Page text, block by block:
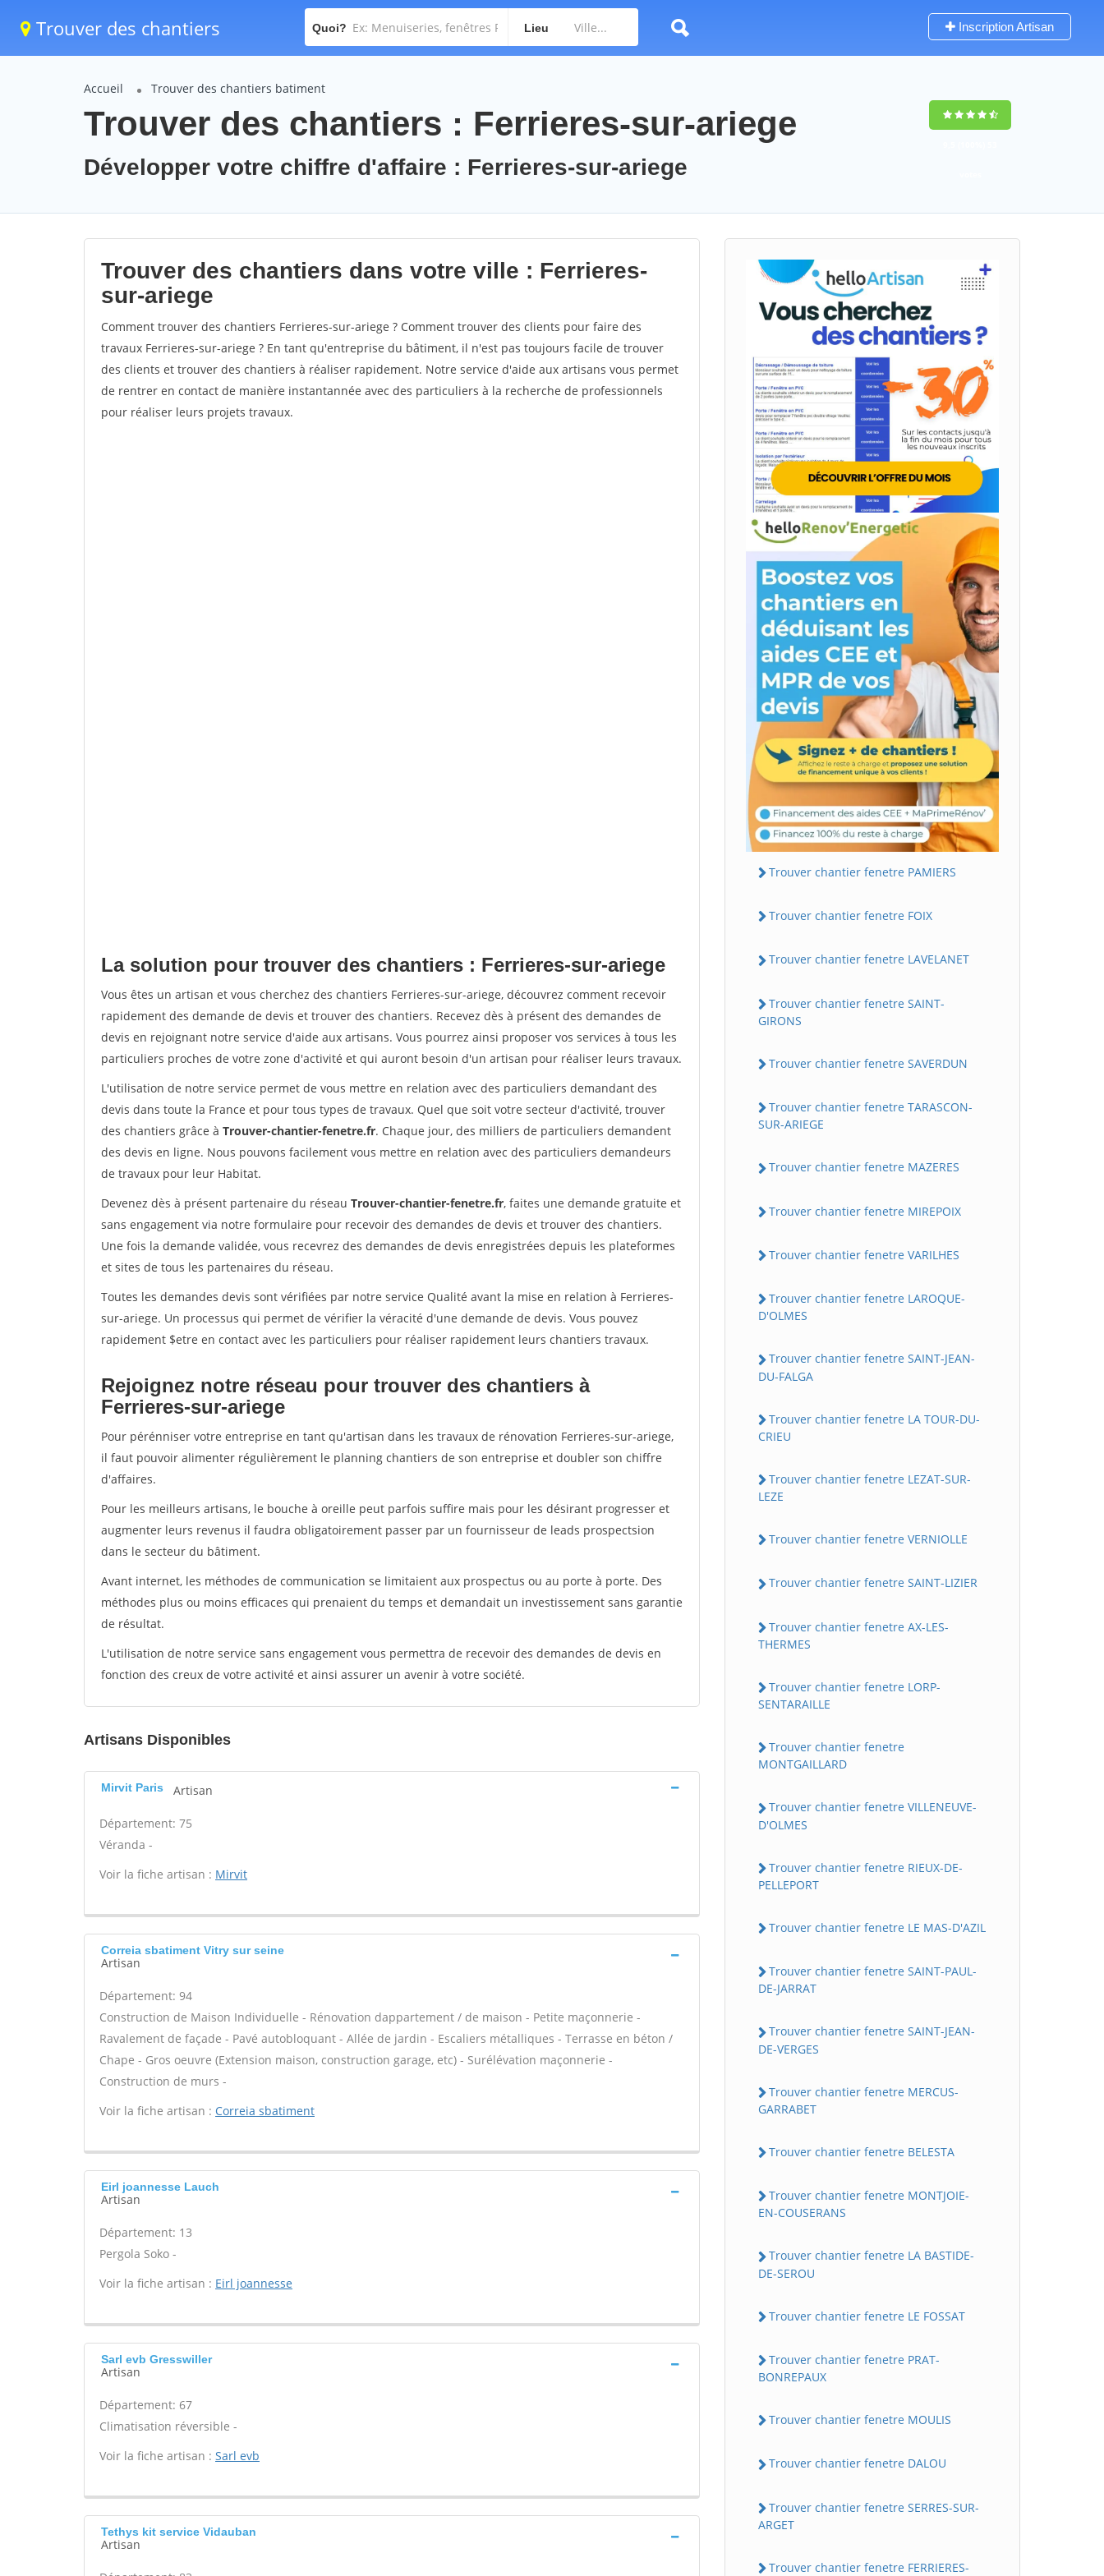
Trouver des chantiers Quoi? Lieu Inscription Artisan
Accueil Trouver des chantiers batiment
Trouver des chantiers : Ferrieres-sur-ariege
Développer votre chiffre d'affaire : Ferrieres-sur-ariege
Trouver des chantiers dans votre ville : Ferrieres-
sur-ariege
Comment trouver des chantiers Ferrieres-sur-ariege ? Comment trouver des clients pour faire des
travaux Ferrieres-sur-ariege ? En tant qu'entreprise du bâtiment, il n'est pas toujours facile de trouver
des clients et trouver des chantiers à réaliser rapidement. Notre service d'aide aux artisans vous permet
de rentrer en contact de manière instantannée avec des particuliers à la recherche de professionnels
pour réaliser leurs projets travaux.
La solution pour trouver des chantiers : Ferrieres-sur-ariege
Vous êtes un artisan et vous cherchez des chantiers Ferrieres-sur-ariege, découvrez comment recevoir
rapidement des demande de devis et trouver des chantiers. Recevez dès à présent des demandes de
devis en rejoignant notre service d'aide aux artisans. Vous pourrez ainsi proposer vos services à tous les
particuliers proches de votre zone d'activité et qui auront besoin d'un artisan pour réaliser leurs travaux.
L'utilisation de notre service permet de vous mettre en relation avec des particuliers demandant des
devis dans toute la France et pour tous types de travaux. Quel que soit votre secteur d'activité, trouver
des chantiers grâce à Trouver-chantier-fenetre.fr. Chaque jour, des milliers de particuliers demandent
des devis en ligne. Nous pouvons facilement vous mettre en relation avec des particuliers demandeurs
de travaux pour leur Habitat.
Devenez dès à présent partenaire du réseau Trouver-chantier-fenetre.fr, faites une demande gratuite et
sans engagement via notre formulaire pour recevoir des demandes de devis et trouver des chantiers.
Une fois la demande validée, vous recevrez des demandes de devis enregistrées depuis les plateformes
et sites de tous les partenaires du réseau.
Toutes les demandes devis sont vérifiées par notre service Qualité avant la mise en relation à Ferrieres-
sur-ariege. Un processus qui permet de vérifier la véracité d'une demande de devis. Vous pouvez
rapidement $etre en contact avec les particuliers pour réaliser rapidement leurs chantiers travaux.
Rejoignez notre réseau pour trouver des chantiers à
Ferrieres-sur-ariege
Pour pérénniser votre entreprise en tant qu'artisan dans les travaux de rénovation Ferrieres-sur-ariege,
il faut pouvoir alimenter régulièrement le planning chantiers de son entreprise et doubler son chiffre
d'affaires.
Pour les meilleurs artisans, le bouche à oreille peut parfois suffire mais pour les désirant progresser et
augmenter leurs revenus il faudra obligatoirement passer par un fournisseur de leads prospectsion
dans le secteur du bâtiment.
Avant internet, les méthodes de communication se limitaient aux prospectus ou au porte à porte. Des
méthodes plus ou moins efficaces qui prenaient du temps et demandait un investissement sans garantie
de résultat.
L'utilisation de notre service sans engagement vous permettra de recevoir des demandes de devis en
fonction des creux de votre activité et ainsi assurer un avenir à votre société.
Artisans Disponibles
Mirvit Paris Artisan
Département: 75
Véranda -
Voir la fiche artisan : Mirvit
Correia sbatiment Vitry sur seine
Artisan
Département: 94
Construction de Maison Individuelle - Rénovation dappartement / de maison - Petite maçonnerie -
Ravalement de façade - Pavé autobloquant - Allée de jardin - Escaliers métalliques - Terrasse en béton /
Chape - Gros oeuvre (Extension maison, construction garage, etc) - Surélévation maçonnerie -
Construction de murs -
Voir la fiche artisan : Correia sbatiment
Eirl joannesse Lauch
Artisan
Département: 13
Pergola Soko -
Voir la fiche artisan : Eirl joannesse
Sarl evb Gresswiller
Artisan
Département: 67
Climatisation réversible -
Voir la fiche artisan : Sarl evb
Tethys kit service Vidauban
Artisan
Trouver chantier fenetre PAMIERS
Trouver chantier fenetre FOIX
Trouver chantier fenetre LAVELANET
Trouver chantier fenetre SAINT-
GIRONS
Trouver chantier fenetre SAVERDUN
Trouver chantier fenetre TARASCON-
SUR-ARIEGE
Trouver chantier fenetre MAZERES
Trouver chantier fenetre MIREPOIX
Trouver chantier fenetre VARILHES
Trouver chantier fenetre LAROQUE-
D'OLMES
Trouver chantier fenetre SAINT-JEAN-
DU-FALGA
Trouver chantier fenetre LA TOUR-DU-
CRIEU
Trouver chantier fenetre LEZAT-SUR-
LEZE
Trouver chantier fenetre VERNIOLLE
Trouver chantier fenetre SAINT-LIZIER
Trouver chantier fenetre AX-LES-
THERMES
Trouver chantier fenetre LORP-
SENTARAILLE
Trouver chantier fenetre
MONTGAILLARD
Trouver chantier fenetre VILLENEUVE-
D'OLMES
Trouver chantier fenetre RIEUX-DE-
PELLEPORT
Trouver chantier fenetre LE MAS-D'AZIL
Trouver chantier fenetre SAINT-PAUL-
DE-JARRAT
Trouver chantier fenetre SAINT-JEAN-
DE-VERGES
Trouver chantier fenetre MERCUS-
GARRABET
Trouver chantier fenetre BELESTA
Trouver chantier fenetre MONTJOIE-
EN-COUSERANS
Trouver chantier fenetre LA BASTIDE-
DE-SEROU
Trouver chantier fenetre LE FOSSAT
Trouver chantier fenetre PRAT-
BONREPAUX
Trouver chantier fenetre MOULIS
Trouver chantier fenetre DALOU
Trouver chantier fenetre SERRES-SUR-
ARGET
Trouver chantier fenetre FERRIERES-